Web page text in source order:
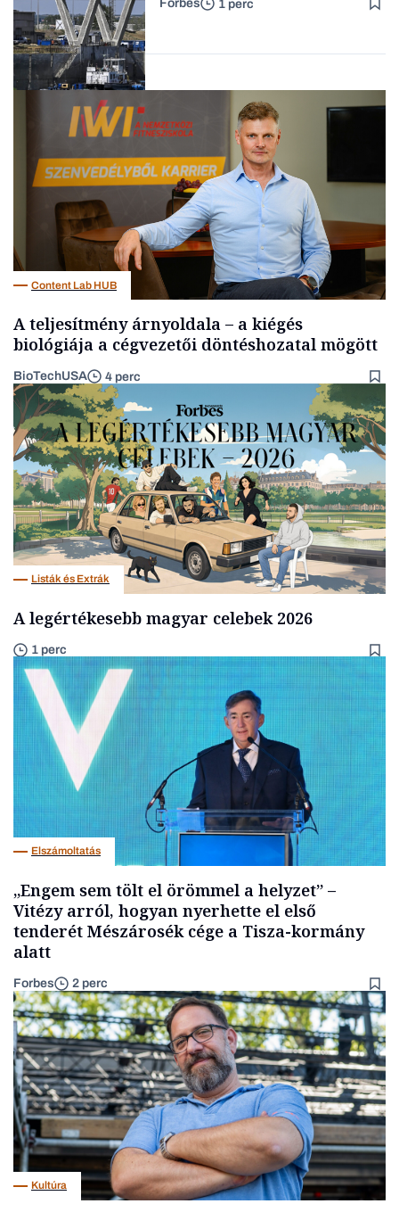
Forbes-sztori
Forbes 1 perc
Content Lab HUB
A teljesítmény árnyoldala – a kiégés
biológiája a cégvezetői döntéshozatal mögött
BioTechUSA 4 perc
Listák és Extrák
A legértékesebb magyar celebek 2026
1 perc
Elszámoltatás
„Engem sem tölt el örömmel a helyzet” –
Vitézy arról, hogyan nyerhette el első
tenderét Mészárosék cége a Tisza-kormány
alatt
Forbes 2 perc
Kultúra